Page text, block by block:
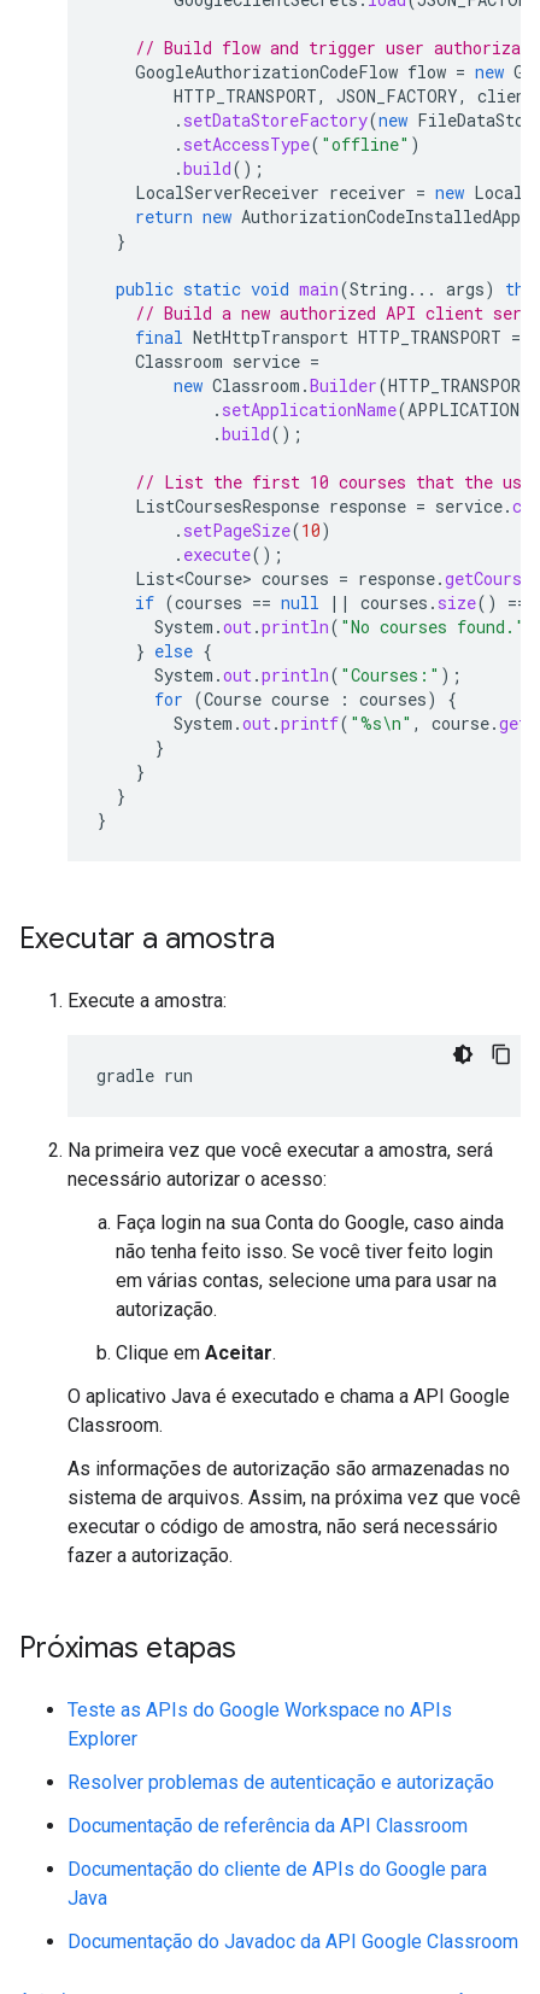
// Build flow and trigger user
GoogleAuthorizationCodeFlow flow = new
HTTP_TRANSPORT, JSON_FACTORY,
. setDataStoreFactory(new
. setAccessType( "offline" )
.build();
LocalServerReceiver receiver = new
return new AuthorizationCodeInstalledApp
}
public static void main(String ... args)
// Build a new authorized API client
final NetHttpTransport HTTP_TRANSPORT =
Classroom service =
new Classroom .Builder(HTTP_TRANSPORT
. setApplicationName(
.build();
// List the first 10 courses that the user
ListCoursesResponse response = service.
. setPageSize(10)
. execute();
List<Course> courses = response.getCourses
if (courses == null || courses . size() ==
System .out.println( "No courses found."
} else {
System .out.println( "Courses:" );
for (Course course : courses)
{
System .out.printf( "%s\n" , course.
}
}
}
}
Executar a amostra
Execute a amostra:
Na primeira vez que você executar a amostra, será
necessário autorizar o acesso:
Faça login na sua Conta do Google, caso ainda
não tenha feito isso. Se você tiver feito login
em várias contas, selecione uma para usar na
autorização.
Clique em Aceitar.
O aplicativo Java é executado e chama a API Google
Classroom.
As informações de autorização são armazenadas no
sistema de arquivos. Assim, na próxima vez que você
executar o código de amostra, não será necessário
fazer a autorização.
Próximas etapas
Teste as APIs do Google Workspace no APIs
Explorer
Resolver problemas de autenticação e autorização
Documentação de referência da API Classroom
Documentação do cliente de APIs do Google para
Java
Documentação do Javadoc da API Google Classroom